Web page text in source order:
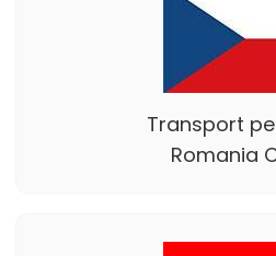
Transport
Romania